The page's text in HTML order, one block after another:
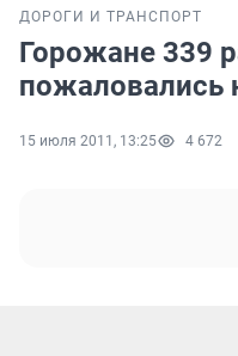
ДОРОГИ И ТРАНСПОРТ
Горожане 339
пожаловались
15 июля 2011, 13:25 4 672